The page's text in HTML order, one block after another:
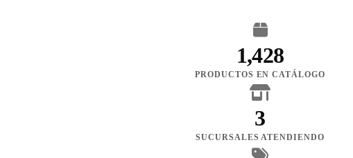
1,428
PRODUCTOS EN CATÁLOGO
3
SUCURSALES ATENDIENDO